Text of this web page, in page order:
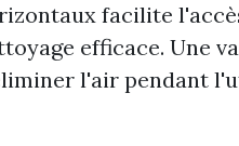
facilite
efficace. Une
l'air pendant